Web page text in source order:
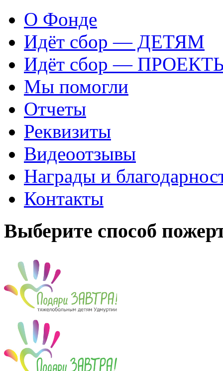
О Фонде
Идёт сбор — ДЕТЯМ
Идёт сбор —
Мы помогли
Отчеты
Реквизиты
Видеоотзывы
Награды и
Контакты
Выберите способ